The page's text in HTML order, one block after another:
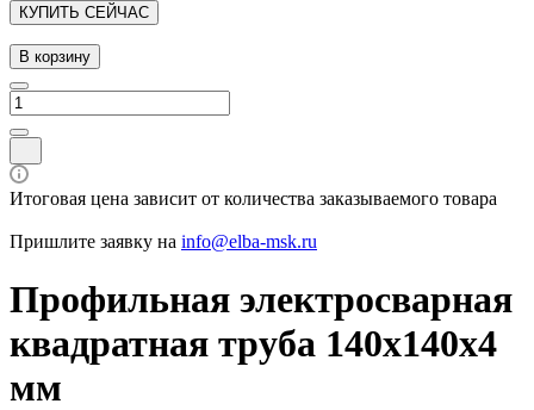
КУПИТЬ СЕЙЧАС
В корзину
Итоговая цена зависит от количества заказываемого товара
Пришлите заявку на info@elba-msk.ru
Профильная электросварная
квадратная труба 140х140х4
мм